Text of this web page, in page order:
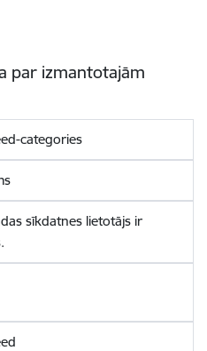
par izmantotajām
categories
sīkdatnes lietotājs ir